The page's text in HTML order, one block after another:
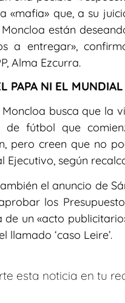
que, a su
están
a entregar»,
Alma Ezcurra.
PAPA NI EL
Moncloa busca que
fútbol que
pero creen que no
según
el anuncio de
los
de un «acto
llamado ‘caso Leire’.
esta noticia en tu